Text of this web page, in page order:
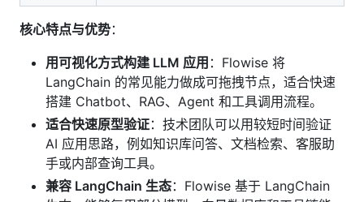
核心特点与优势：
用可视化方式构建 LLM 应用 ：Flowise 将
LangChain 的常见能力做成可拖拽节点，适合快速
搭建 Chatbot、RAG、Agent 和工具调用流程。
适合快速原型验证：技术团队可以用较短时间验证
AI 应用思路，例如知识库问答、文档检索、客服助
手或内部查询工具。
兼容 LangChain 生态：Flowise 基于 LangChain